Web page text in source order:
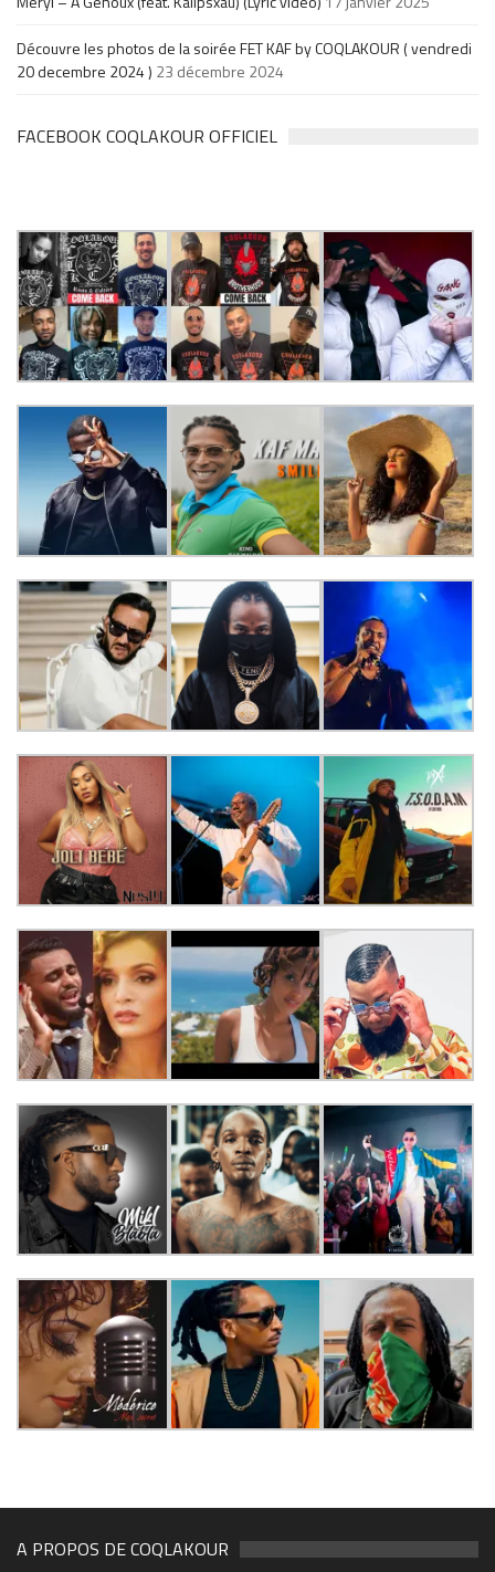
Découvre les photos de la soirée FET KAF by COQLAKOUR ( vendredi
20 decembre 2024 ) 23 décembre 2024
FACEBOOK COQLAKOUR OFFICIEL
A PROPOS DE COQLAKOUR